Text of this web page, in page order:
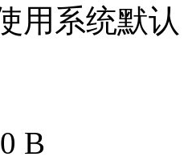
用系统默认
B